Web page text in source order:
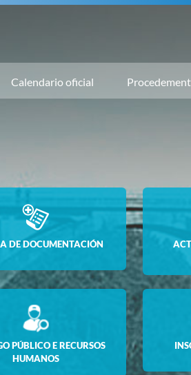
Calendario oficial
DE DOCUMENTACIÓN
PÚBLICO E RECURSOS
HUMANOS